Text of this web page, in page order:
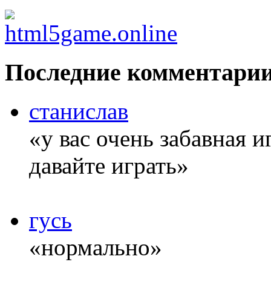
Последние
станислав
«у вас очень забавная
давайте играть»
гусь
«нормально»